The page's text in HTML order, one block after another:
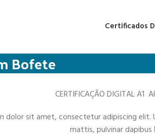
Certificados
Bofete
CERTIFICAÇÃO DIGITAL A1
dolor sit amet, consectetur adipiscing
mattis, pulvinar dapibus